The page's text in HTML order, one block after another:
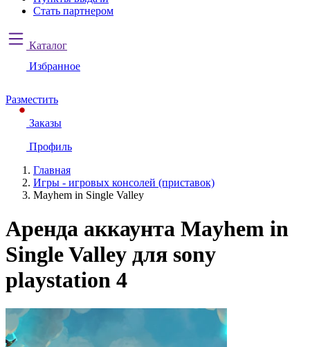
Стать партнером
Каталог
Избранное
Разместить
Заказы
Профиль
Главная
Игры - игровых консолей (приставок)
Mayhem in Single Valley
Аренда аккаунта Mayhem in
Single Valley для sony
playstation 4